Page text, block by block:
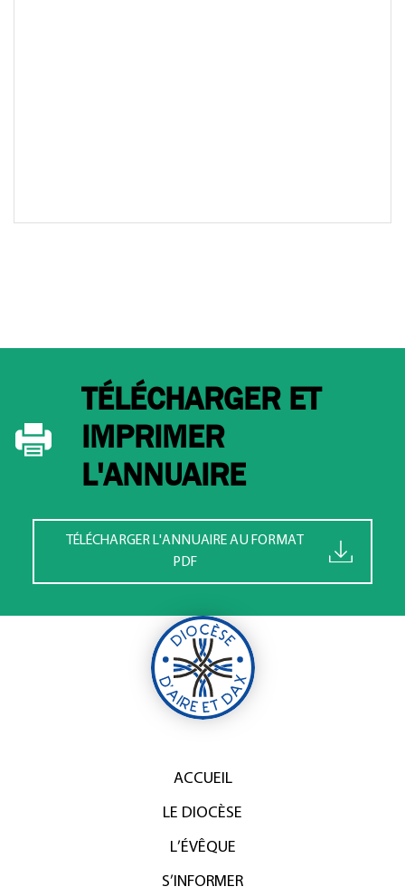
TÉLÉCHARGER ET
IMPRIMER
L'ANNUAIRE
TÉLÉCHARGER L'ANNUAIRE AU FORMAT
PDF
ACCUEIL
LE DIOCÈSE
L’ÉVÊQUE
S’INFORMER